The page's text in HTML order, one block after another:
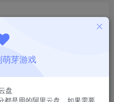
1
登录购买
芽游戏
盘
都是用的阿里云盘，如果需要